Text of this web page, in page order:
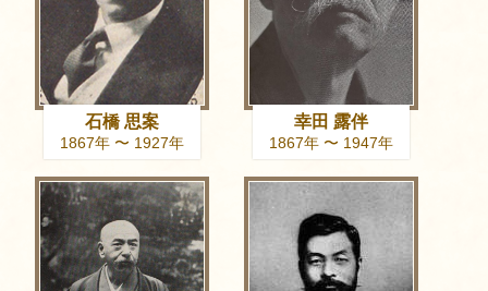
石橋 思案
1867年 〜 1927年
幸田 露伴
1867年 〜 1947年